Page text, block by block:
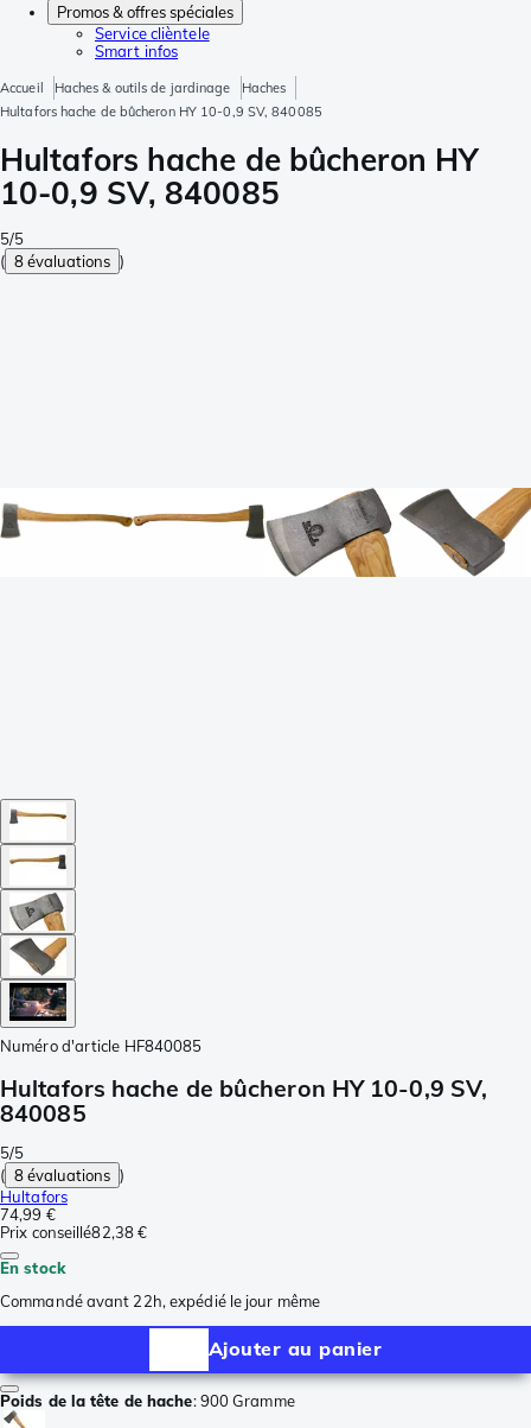
Promos & offres spéciales
Service clièntele
Smart infos
Accueil Haches & outils de jardinage
Haches
Hultafors hache de bûcheron HY 10-0,9 SV, 840085
Hultafors hache de bûcheron HY
10-0,9 SV, 840085
5/5
( 8 évaluations )
Numéro d'article HF840085
Hultafors hache de bûcheron HY 10-0,9 SV,
840085
5/5
( 8 évaluations )
Hultafors
74,99 €
Prix conseillé82,38 €
En stock
Commandé avant 22h, expédié le jour même
Ajouter au panier
Poids de la tête de hache:900 Gramme